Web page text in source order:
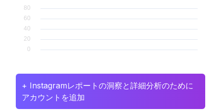
+ Instagramレポートの洞察と詳細分析のために
アカウントを追加